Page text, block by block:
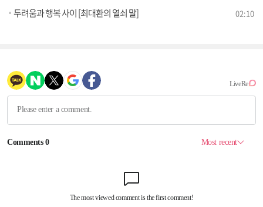
두려움과 행복 사이 [최대환의 열쇠 말] 02:10